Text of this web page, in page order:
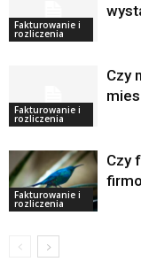
Fakturowanie i
rozliczenia
Fakturowanie i
rozliczenia
Czy
Fakturowanie i
rozliczenia
Czy